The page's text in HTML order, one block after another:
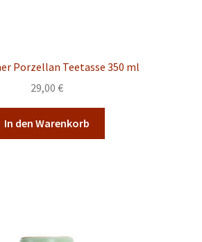
Porzellan Teetasse 350 ml
29,00 €
In den Warenkorb